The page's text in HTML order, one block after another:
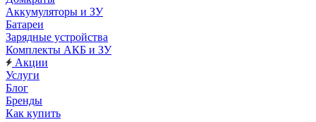
Аккумуляторы и ЗУ
Батареи
Зарядные устройства
Комплекты АКБ и ЗУ
Акции
Услуги
Блог
Бренды
Как купить